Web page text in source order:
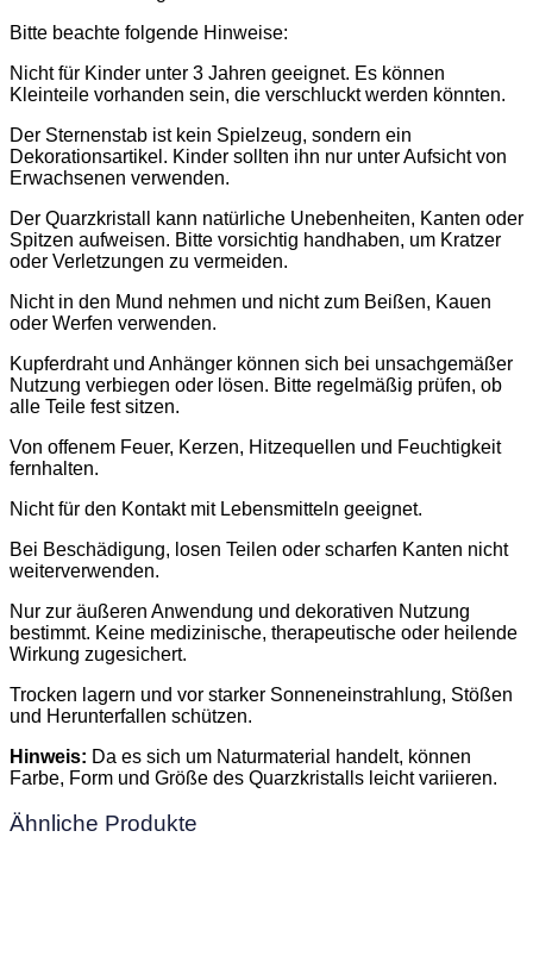
Bitte beachte folgende Hinweise:
Nicht für Kinder unter 3 Jahren geeignet. Es können
Kleinteile vorhanden sein, die verschluckt werden könnten.
Der Sternenstab ist kein Spielzeug, sondern ein
Dekorationsartikel. Kinder sollten ihn nur unter Aufsicht von
Erwachsenen verwenden.
Der Quarzkristall kann natürliche Unebenheiten, Kanten oder
Spitzen aufweisen. Bitte vorsichtig handhaben, um Kratzer
oder Verletzungen zu vermeiden.
Nicht in den Mund nehmen und nicht zum Beißen, Kauen
oder Werfen verwenden.
Kupferdraht und Anhänger können sich bei unsachgemäßer
Nutzung verbiegen oder lösen. Bitte regelmäßig prüfen, ob
alle Teile fest sitzen.
Von offenem Feuer, Kerzen, Hitzequellen und Feuchtigkeit
fernhalten.
Nicht für den Kontakt mit Lebensmitteln geeignet.
Bei Beschädigung, losen Teilen oder scharfen Kanten nicht
weiterverwenden.
Nur zur äußeren Anwendung und dekorativen Nutzung
bestimmt. Keine medizinische, therapeutische oder heilende
Wirkung zugesichert.
Trocken lagern und vor starker Sonneneinstrahlung, Stößen
und Herunterfallen schützen.
Hinweis: Da es sich um Naturmaterial handelt, können
Farbe, Form und Größe des Quarzkristalls leicht variieren.
Ähnliche Produkte